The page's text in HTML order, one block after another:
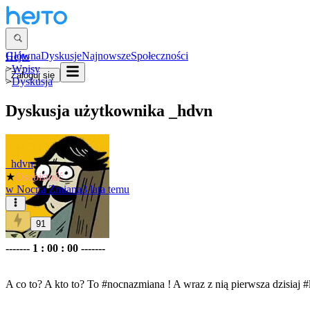
GłównaDyskusjeNajnowszeSpołeczności
Zaloguj się
Hejto
>Wpisy
>Dyskusja
Dyskusja użytkownika _hdvn
_hdvn
★Osobistość
w Nocna Zmiana3 lata temu
91
------- 1 : 00 : 00 -------
A co to? A kto to? To #nocnazmiana ! A wraz z nią pierwsza dzisiaj